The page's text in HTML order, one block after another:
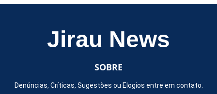
Jirau News
SOBRE
Denúncias, Críticas, Sugestões ou Elogios entre em contato.